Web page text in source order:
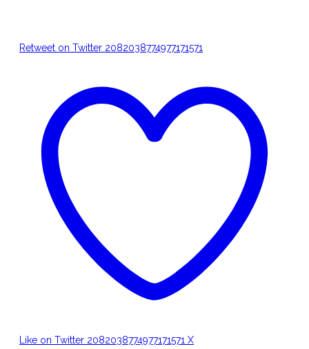
Retweet on Twitter 2082038774977171571
Like on Twitter 2082038774977171571 X